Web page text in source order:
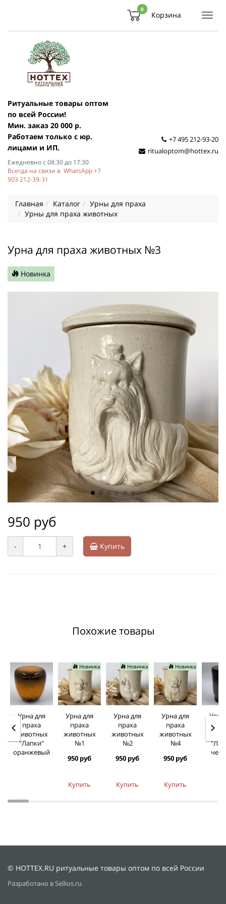
0
Корзина
Ритуальные товары оптом
по всей России!
Мин. заказ 20 000 р.
Работаем только с юр.
лицами и ИП.
Ежедневно с 08:30 до 17:30
Всегда на связи в WhatsApp +7
903 212-39-31
+7 495 212-93-20
ritualoptom@hottex.ru
Главная Каталог
Урны для праха
Урны для праха животных
Урна для праха животных №3
Новинка
950 руб
- + Купить
Похожие товары
Урна для
праха
животных
"Лапки"
оранжевый
Новинка
Урна для
праха
животных
№1
950 руб
Купить
Новинка
Урна для
праха
животных
№2
950 руб
Купить
Новинка
Урна для
праха
животных
№4
950 руб
Купить
Урна
© HOTTEX.RU ритуальные товары оптом по всей России
Разработано в Sellios.ru